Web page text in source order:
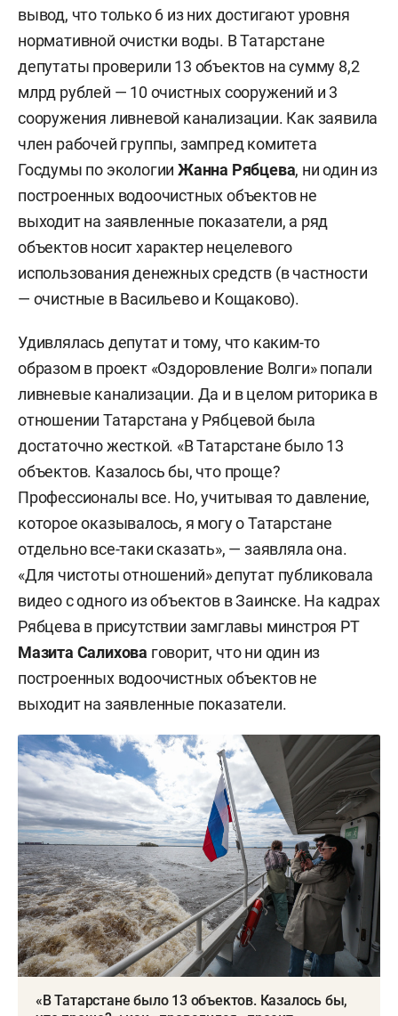
вывод, что только 6 из них достигают уровня
нормативной очистки воды. В Татарстане
депутаты проверили 13 объектов на сумму 8,2
млрд рублей — 10 очистных сооружений и 3
сооружения ливневой канализации. Как заявила
член рабочей группы, зампред комитета
Госдумы по экологииЖанна Рябцева, ни один из
построенных водоочистных объектов не
выходит на заявленные показатели, а ряд
объектов носит характер нецелевого
использования денежных средств (в частности
— очистные в Васильево и Кощаково).
Удивлялась депутат и тому, что каким-то
образом в проект «Оздоровление Волги» попали
ливневые канализации. Да и в целом риторика в
отношении Татарстана у Рябцевой была
достаточно жесткой. «В Татарстане было 13
объектов. Казалось бы, что проще?
Профессионалы все. Но, учитывая то давление,
которое оказывалось, я могу о Татарстане
отдельно все-таки сказать», — заявляла она.
«Для чистоты отношений» депутат публиковала
видео с одного из объектов в Заинске. На кадрах
Рябцева в присутствии замглавы минстроя РТ
Мазита Салихова говорит, что ни один из
построенных водоочистных объектов не
выходит на заявленные показатели.
«В Татарстане было 13 объектов. Казалось бы,